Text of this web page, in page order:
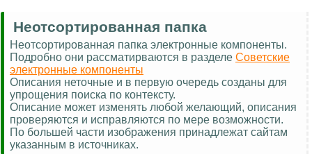
Неотсортированная папка
Неотсортированная папка электронные компоненты.
Подробно они рассматирваются в разделе Советские
электронные компоненты
Описания неточные и в первую очередь созданы для
упрощения поиска по контексту.
Описание может изменять любой желающий, описания
проверяются и исправляются по мере возможности.
По большей части изображения принадлежат сайтам
указанным в источниках.